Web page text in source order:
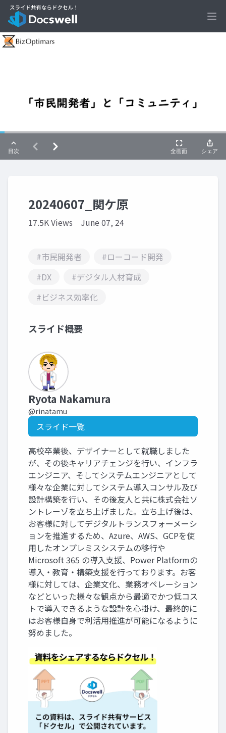
20240607_関ケ原
17.5K Views June 07, 24
#市民開発者
#ローコード開発
#DX
#デジタル人材育成
#ビジネス効率化
スライド概要
Ryota Nakamura
@rinatamu
スライド一覧
高校卒業後、デザイナーとして就職しました
が、その後キャリアチェンジを行い、インフラ
エンジニア、そしてシステムエンジニアとして
様々な企業に対してシステム導入コンサル及び
設計構築を行い、その後友人と共に株式会社ソ
ントレーゾを立ち上げました。立ち上げ後は、
お客様に対してデジタルトランスフォーメーシ
ョンを推進するため、Azure、AWS、GCPを使
用したオンプレミスシステムの移行や
Microsoft 365 の導入支援、Power Platformの
導入・教育・構築支援を行っております。お客
様に対しては、企業文化、業務オペレーション
などといった様々な観点から最適でかつ低コス
トで導入できるような設計を心掛け、最終的に
はお客様自身で利活用推進が可能になるように
努めました。